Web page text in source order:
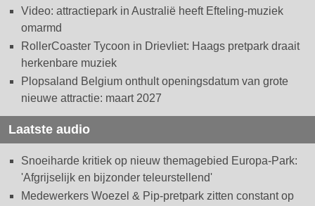
Video: attractiepark in Australië heeft Efteling-muziek
omarmd
RollerCoaster Tycoon in Drievliet: Haags pretpark draait
herkenbare muziek
Plopsaland Belgium onthult openingsdatum van grote
nieuwe attractie: maart 2027
Laatste audio
Snoeiharde kritiek op nieuw themagebied Europa-Park:
'Afgrijselijk en bijzonder teleurstellend'
Medewerkers Woezel & Pip-pretpark zitten constant op